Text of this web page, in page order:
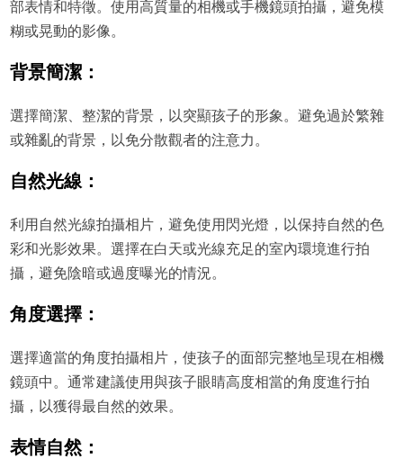
部表情和特徵。使用高質量的相機或手機鏡頭拍攝，避免模
糊或晃動的影像。
背景簡潔：
選擇簡潔、整潔的背景，以突顯孩子的形象。避免過於繁雜
或雜亂的背景，以免分散觀者的注意力。
自然光線：
利用自然光線拍攝相片，避免使用閃光燈，以保持自然的色
彩和光影效果。選擇在白天或光線充足的室內環境進行拍
攝，避免陰暗或過度曝光的情況。
角度選擇：
選擇適當的角度拍攝相片，使孩子的面部完整地呈現在相機
鏡頭中。通常建議使用與孩子眼睛高度相當的角度進行拍
攝，以獲得最自然的效果。
表情自然：